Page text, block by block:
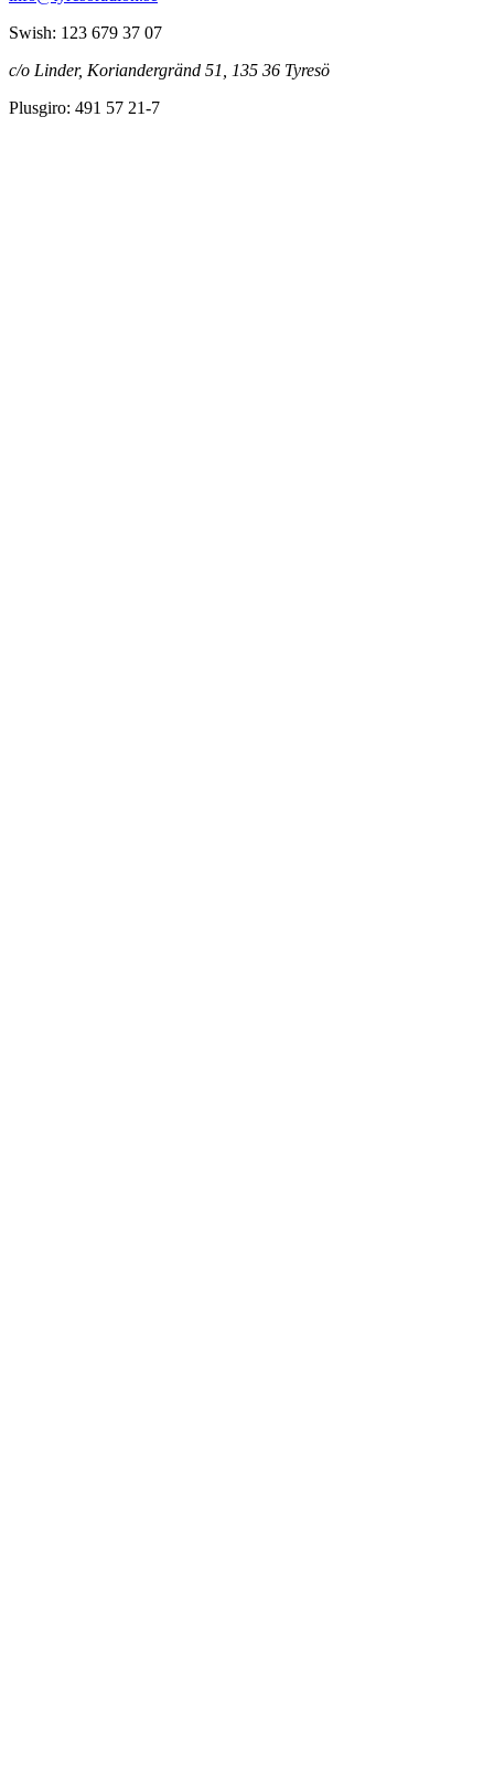
Swish: 123 679 37 07
c/o Linder, Koriandergränd 51, 135 36 Tyresö
Plusgiro: 491 57 21-7